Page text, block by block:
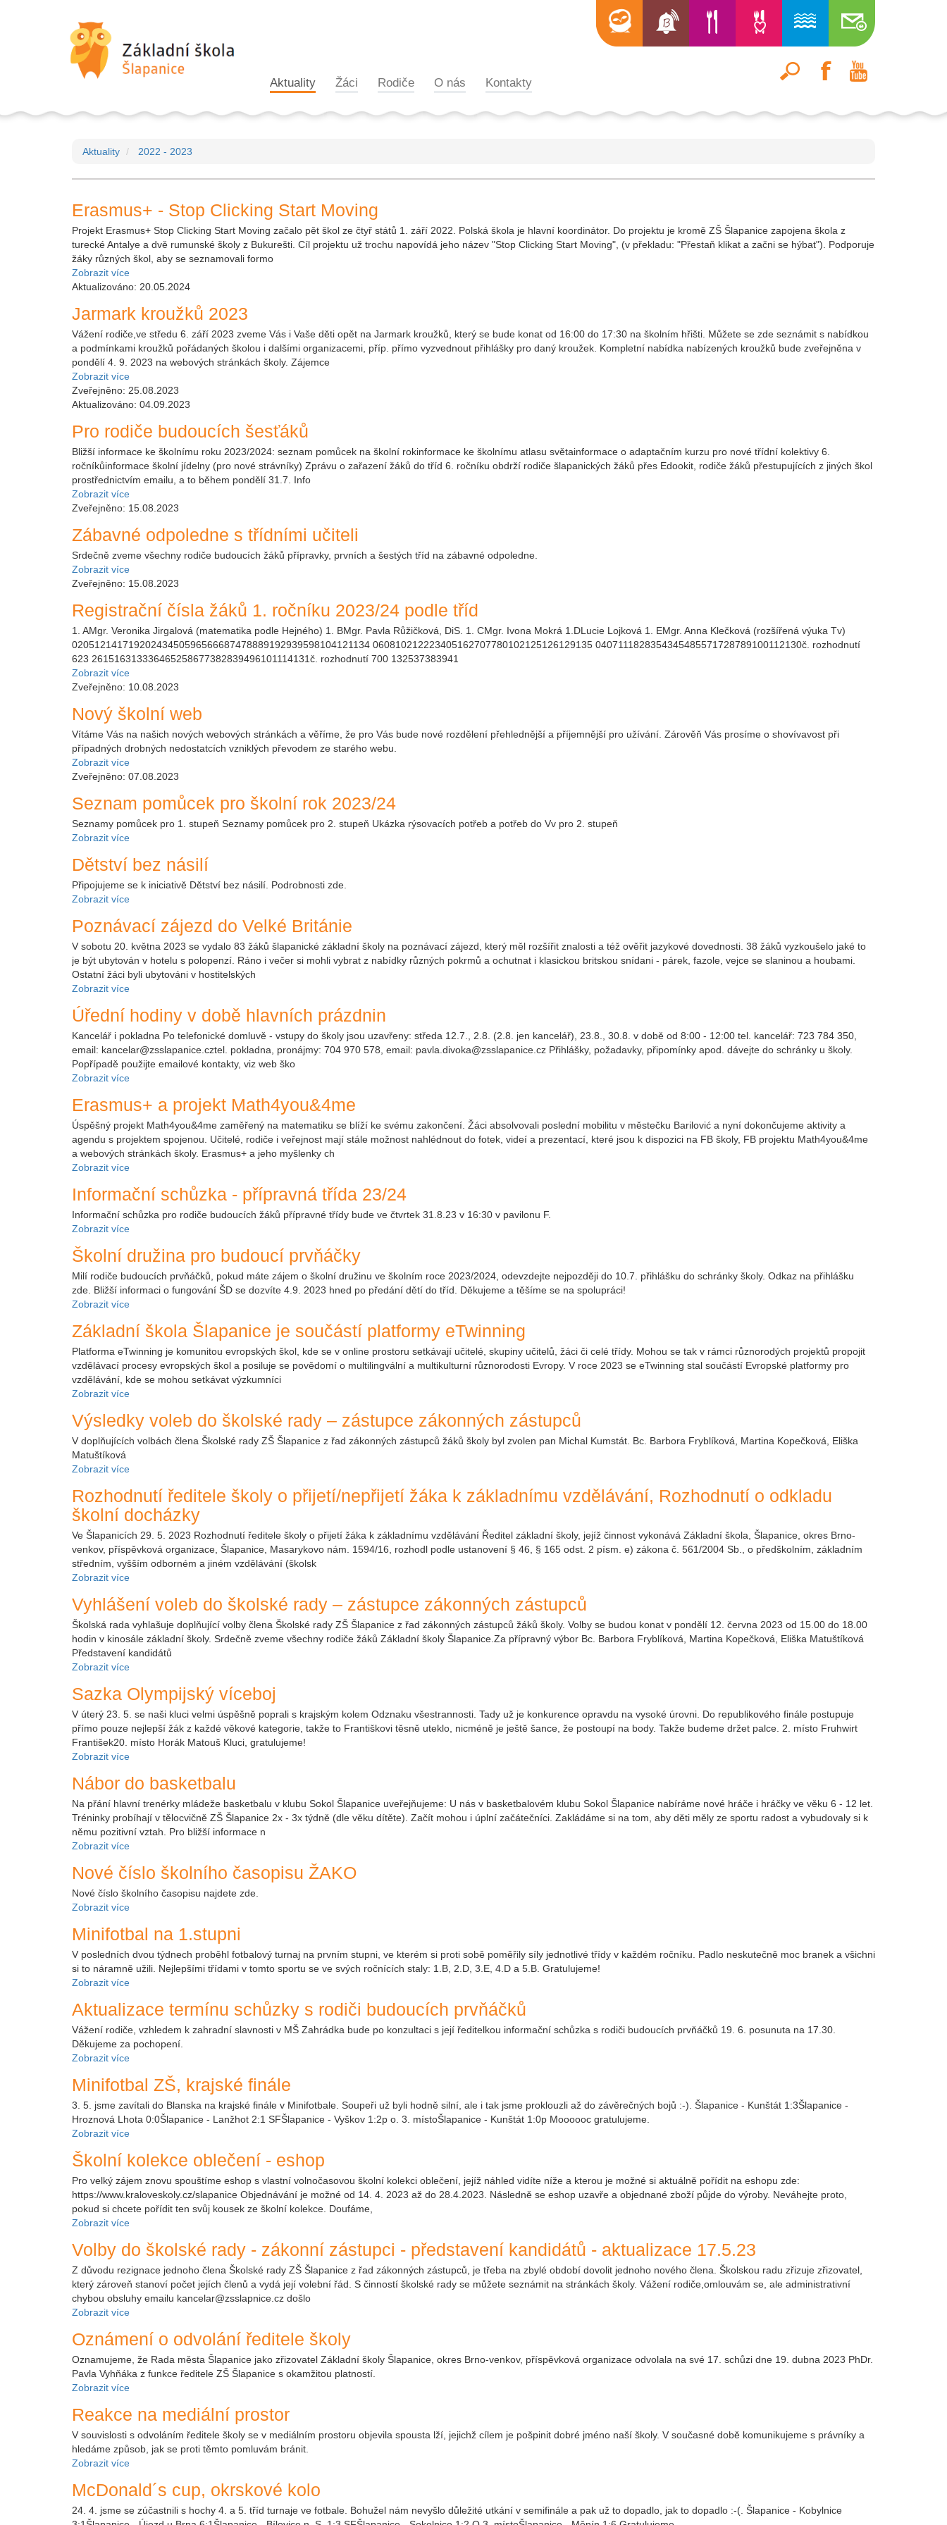
Aktuality Žáci Rodiče O nás Kontakty
Aktuality 2022 - 2023
Erasmus+ - Stop Clicking Start Moving
Projekt Erasmus+ Stop Clicking Start Moving začalo pět škol ze čtyř států 1. září 2022. Polská škola je hlavní koordinátor. Do projektu je kromě ZŠ Šlapanice zapojena škola z
turecké Antalye a dvě rumunské školy z Bukurešti. Cíl projektu už trochu napovídá jeho název "Stop Clicking Start Moving", (v překladu: "Přestaň klikat a začni se hýbat"). Podporuje
žáky různých škol, aby se seznamovali formo
Zobrazit více
Aktualizováno: 20.05.2024
Jarmark kroužků 2023
Vážení rodiče,ve středu 6. září 2023 zveme Vás i Vaše děti opět na Jarmark kroužků, který se bude konat od 16:00 do 17:30 na školním hřišti. Můžete se zde seznámit s nabídkou
a podmínkami kroužků pořádaných školou i dalšími organizacemi, příp. přímo vyzvednout přihlášky pro daný kroužek. Kompletní nabídka nabízených kroužků bude zveřejněna v
pondělí 4. 9. 2023 na webových stránkách školy. Zájemce
Zobrazit více
Zveřejněno: 25.08.2023
Aktualizováno: 04.09.2023
Pro rodiče budoucích šesťáků
Bližší informace ke školnímu roku 2023/2024: seznam pomůcek na školní rokinformace ke školnímu atlasu světainformace o adaptačním kurzu pro nové třídní kolektivy 6.
ročníkůinformace školní jídelny (pro nové strávníky) Zprávu o zařazení žáků do tříd 6. ročníku obdrží rodiče šlapanických žáků přes Edookit, rodiče žáků přestupujících z jiných škol
prostřednictvím emailu, a to během pondělí 31.7. Info
Zobrazit více
Zveřejněno: 15.08.2023
Zábavné odpoledne s třídními učiteli
Srdečně zveme všechny rodiče budoucích žáků přípravky, prvních a šestých tříd na zábavné odpoledne.
Zobrazit více
Zveřejněno: 15.08.2023
Registrační čísla žáků 1. ročníku 2023/24 podle tříd
1. AMgr. Veronika Jirgalová (matematika podle Hejného) 1. BMgr. Pavla Růžičková, DiS. 1. CMgr. Ivona Mokrá 1.DLucie Lojková 1. EMgr. Anna Klečková (rozšířená výuka Tv)
02051214171920243450596566687478889192939598104121134 060810212223405162707780102125126129135 0407111828354345485571728789100112130č. rozhodnutí
623 261516313336465258677382839496101114131č. rozhodnutí 700 132537383941
Zobrazit více
Zveřejněno: 10.08.2023
Nový školní web
Vítáme Vás na našich nových webových stránkách a věříme, že pro Vás bude nové rozdělení přehlednější a příjemnější pro užívání. Zárověň Vás prosíme o shovívavost při
případných drobných nedostatcích vzniklých převodem ze starého webu.
Zobrazit více
Zveřejněno: 07.08.2023
Seznam pomůcek pro školní rok 2023/24
Seznamy pomůcek pro 1. stupeň Seznamy pomůcek pro 2. stupeň Ukázka rýsovacích potřeb a potřeb do Vv pro 2. stupeň
Zobrazit více
Dětství bez násilí
Připojujeme se k iniciativě Dětství bez násilí. Podrobnosti zde.
Zobrazit více
Poznávací zájezd do Velké Británie
V sobotu 20. května 2023 se vydalo 83 žáků šlapanické základní školy na poznávací zájezd, který měl rozšířit znalosti a též ověřit jazykové dovednosti. 38 žáků vyzkoušelo jaké to
je být ubytován v hotelu s polopenzí. Ráno i večer si mohli vybrat z nabídky různých pokrmů a ochutnat i klasickou britskou snídani - párek, fazole, vejce se slaninou a houbami.
Ostatní žáci byli ubytováni v hostitelských
Zobrazit více
Úřední hodiny v době hlavních prázdnin
Kancelář i pokladna Po telefonické domluvě - vstupy do školy jsou uzavřeny: středa 12.7., 2.8. (2.8. jen kancelář), 23.8., 30.8. v době od 8:00 - 12:00 tel. kancelář: 723 784 350,
email: kancelar@zsslapanice.cztel. pokladna, pronájmy: 704 970 578, email: pavla.divoka@zsslapanice.cz Přihlášky, požadavky, připomínky apod. dávejte do schránky u školy.
Popřípadě použijte emailové kontakty, viz web ško
Zobrazit více
Erasmus+ a projekt Math4you&4me
Úspěšný projekt Math4you&4me zaměřený na matematiku se blíží ke svému zakončení. Žáci absolvovali poslední mobilitu v městečku Barilović a nyní dokončujeme aktivity a
agendu s projektem spojenou. Učitelé, rodiče i veřejnost mají stále možnost nahlédnout do fotek, videí a prezentací, které jsou k dispozici na FB školy, FB projektu Math4you&4me
a webových stránkách školy. Erasmus+ a jeho myšlenky ch
Zobrazit více
Informační schůzka - přípravná třída 23/24
Informační schůzka pro rodiče budoucích žáků přípravné třídy bude ve čtvrtek 31.8.23 v 16:30 v pavilonu F.
Zobrazit více
Školní družina pro budoucí prvňáčky
Milí rodiče budoucích prvňáčků, pokud máte zájem o školní družinu ve školním roce 2023/2024, odevzdejte nejpozději do 10.7. přihlášku do schránky školy. Odkaz na přihlášku
zde. Bližší informaci o fungování ŠD se dozvíte 4.9. 2023 hned po předání dětí do tříd. Děkujeme a těšíme se na spolupráci!
Zobrazit více
Základní škola Šlapanice je součástí platformy eTwinning
Platforma eTwinning je komunitou evropských škol, kde se v online prostoru setkávají učitelé, skupiny učitelů, žáci či celé třídy. Mohou se tak v rámci různorodých projektů propojit
vzdělávací procesy evropských škol a posiluje se povědomí o multilingvální a multikulturní různorodosti Evropy. V roce 2023 se eTwinning stal součástí Evropské platformy pro
vzdělávání, kde se mohou setkávat výzkumníci
Zobrazit více
Výsledky voleb do školské rady – zástupce zákonných zástupců
V doplňujících volbách člena Školské rady ZŠ Šlapanice z řad zákonných zástupců žáků školy byl zvolen pan Michal Kumstát. Bc. Barbora Fryblíková, Martina Kopečková, Eliška
Matuštíková
Zobrazit více
Rozhodnutí ředitele školy o přijetí/nepřijetí žáka k základnímu vzdělávání, Rozhodnutí o odkladu
školní docházky
Ve Šlapanicích 29. 5. 2023 Rozhodnutí ředitele školy o přijetí žáka k základnímu vzdělávání Ředitel základní školy, jejíž činnost vykonává Základní škola, Šlapanice, okres Brno-
venkov, příspěvková organizace, Šlapanice, Masarykovo nám. 1594/16, rozhodl podle ustanovení § 46, § 165 odst. 2 písm. e) zákona č. 561/2004 Sb., o předškolním, základním
středním, vyšším odborném a jiném vzdělávání (školsk
Zobrazit více
Vyhlášení voleb do školské rady – zástupce zákonných zástupců
Školská rada vyhlašuje doplňující volby člena Školské rady ZŠ Šlapanice z řad zákonných zástupců žáků školy. Volby se budou konat v pondělí 12. června 2023 od 15.00 do 18.00
hodin v kinosále základní školy. Srdečně zveme všechny rodiče žáků Základní školy Šlapanice.Za přípravný výbor Bc. Barbora Fryblíková, Martina Kopečková, Eliška Matuštíková
Představení kandidátů
Zobrazit více
Sazka Olympijský víceboj
V úterý 23. 5. se naši kluci velmi úspěšně poprali s krajským kolem Odznaku všestrannosti. Tady už je konkurence opravdu na vysoké úrovni. Do republikového finále postupuje
přímo pouze nejlepší žák z každé věkové kategorie, takže to Františkovi těsně uteklo, nicméně je ještě šance, že postoupí na body. Takže budeme držet palce. 2. místo Fruhwirt
František20. místo Horák Matouš Kluci, gratulujeme!
Zobrazit více
Nábor do basketbalu
Na přání hlavní trenérky mládeže basketbalu v klubu Sokol Šlapanice uveřejňujeme: U nás v basketbalovém klubu Sokol Šlapanice nabíráme nové hráče i hráčky ve věku 6 - 12 let.
Tréninky probíhají v tělocvičně ZŠ Šlapanice 2x - 3x týdně (dle věku dítěte). Začít mohou i úplní začátečníci. Zakládáme si na tom, aby děti měly ze sportu radost a vybudovaly si k
němu pozitivní vztah. Pro bližší informace n
Zobrazit více
Nové číslo školního časopisu ŽAKO
Nové číslo školního časopisu najdete zde.
Zobrazit více
Minifotbal na 1.stupni
V posledních dvou týdnech proběhl fotbalový turnaj na prvním stupni, ve kterém si proti sobě poměřily síly jednotlivé třídy v každém ročníku. Padlo neskutečně moc branek a všichni
si to náramně užili. Nejlepšími třídami v tomto sportu se ve svých ročnících staly: 1.B, 2.D, 3.E, 4.D a 5.B. Gratulujeme!
Zobrazit více
Aktualizace termínu schůzky s rodiči budoucích prvňáčků
Vážení rodiče, vzhledem k zahradní slavnosti v MŠ Zahrádka bude po konzultaci s její ředitelkou informační schůzka s rodiči budoucích prvňáčků 19. 6. posunuta na 17.30.
Děkujeme za pochopení.
Zobrazit více
Minifotbal ZŠ, krajské finále
3. 5. jsme zavítali do Blanska na krajské finále v Minifotbale. Soupeři už byli hodně silní, ale i tak jsme proklouzli až do závěrečných bojů :-). Šlapanice - Kunštát 1:3Šlapanice -
Hroznová Lhota 0:0Šlapanice - Lanžhot 2:1 SFŠlapanice - Vyškov 1:2p o. 3. místoŠlapanice - Kunštát 1:0p Moooooc gratulujeme.
Zobrazit více
Školní kolekce oblečení - eshop
Pro velký zájem znovu spouštíme eshop s vlastní volnočasovou školní kolekci oblečení, jejíž náhled vidíte níže a kterou je možné si aktuálně pořídit na eshopu zde:
https://www.kraloveskoly.cz/slapanice Objednávání je možné od 14. 4. 2023 až do 28.4.2023. Následně se eshop uzavře a objednané zboží půjde do výroby. Neváhejte proto,
pokud si chcete pořídit ten svůj kousek ze školní kolekce. Doufáme,
Zobrazit více
Volby do školské rady - zákonní zástupci - představení kandidátů - aktualizace 17.5.23
Z důvodu rezignace jednoho člena Školské rady ZŠ Šlapanice z řad zákonných zástupců, je třeba na zbylé období dovolit jednoho nového člena. Školskou radu zřizuje zřizovatel,
který zároveň stanoví počet jejích členů a vydá její volební řád. S činností školské rady se můžete seznámit na stránkách školy. Vážení rodiče,omlouvám se, ale administrativní
chybou obsluhy emailu kancelar@zsslapnice.cz došlo
Zobrazit více
Oznámení o odvolání ředitele školy
Oznamujeme, že Rada města Šlapanice jako zřizovatel Základní školy Šlapanice, okres Brno-venkov, příspěvková organizace odvolala na své 17. schůzi dne 19. dubna 2023 PhDr.
Pavla Vyhňáka z funkce ředitele ZŠ Šlapanice s okamžitou platností.
Zobrazit více
Reakce na mediální prostor
V souvislosti s odvoláním ředitele školy se v mediálním prostoru objevila spousta lží, jejichž cílem je pošpinit dobré jméno naší školy. V současné době komunikujeme s právníky a
hledáme způsob, jak se proti těmto pomluvám bránit.
Zobrazit více
McDonald´s cup, okrskové kolo
24. 4. jsme se zúčastnili s hochy 4. a 5. tříd turnaje ve fotbale. Bohužel nám nevyšlo důležité utkání v semifinále a pak už to dopadlo, jak to dopadlo :-(. Šlapanice - Kobylnice